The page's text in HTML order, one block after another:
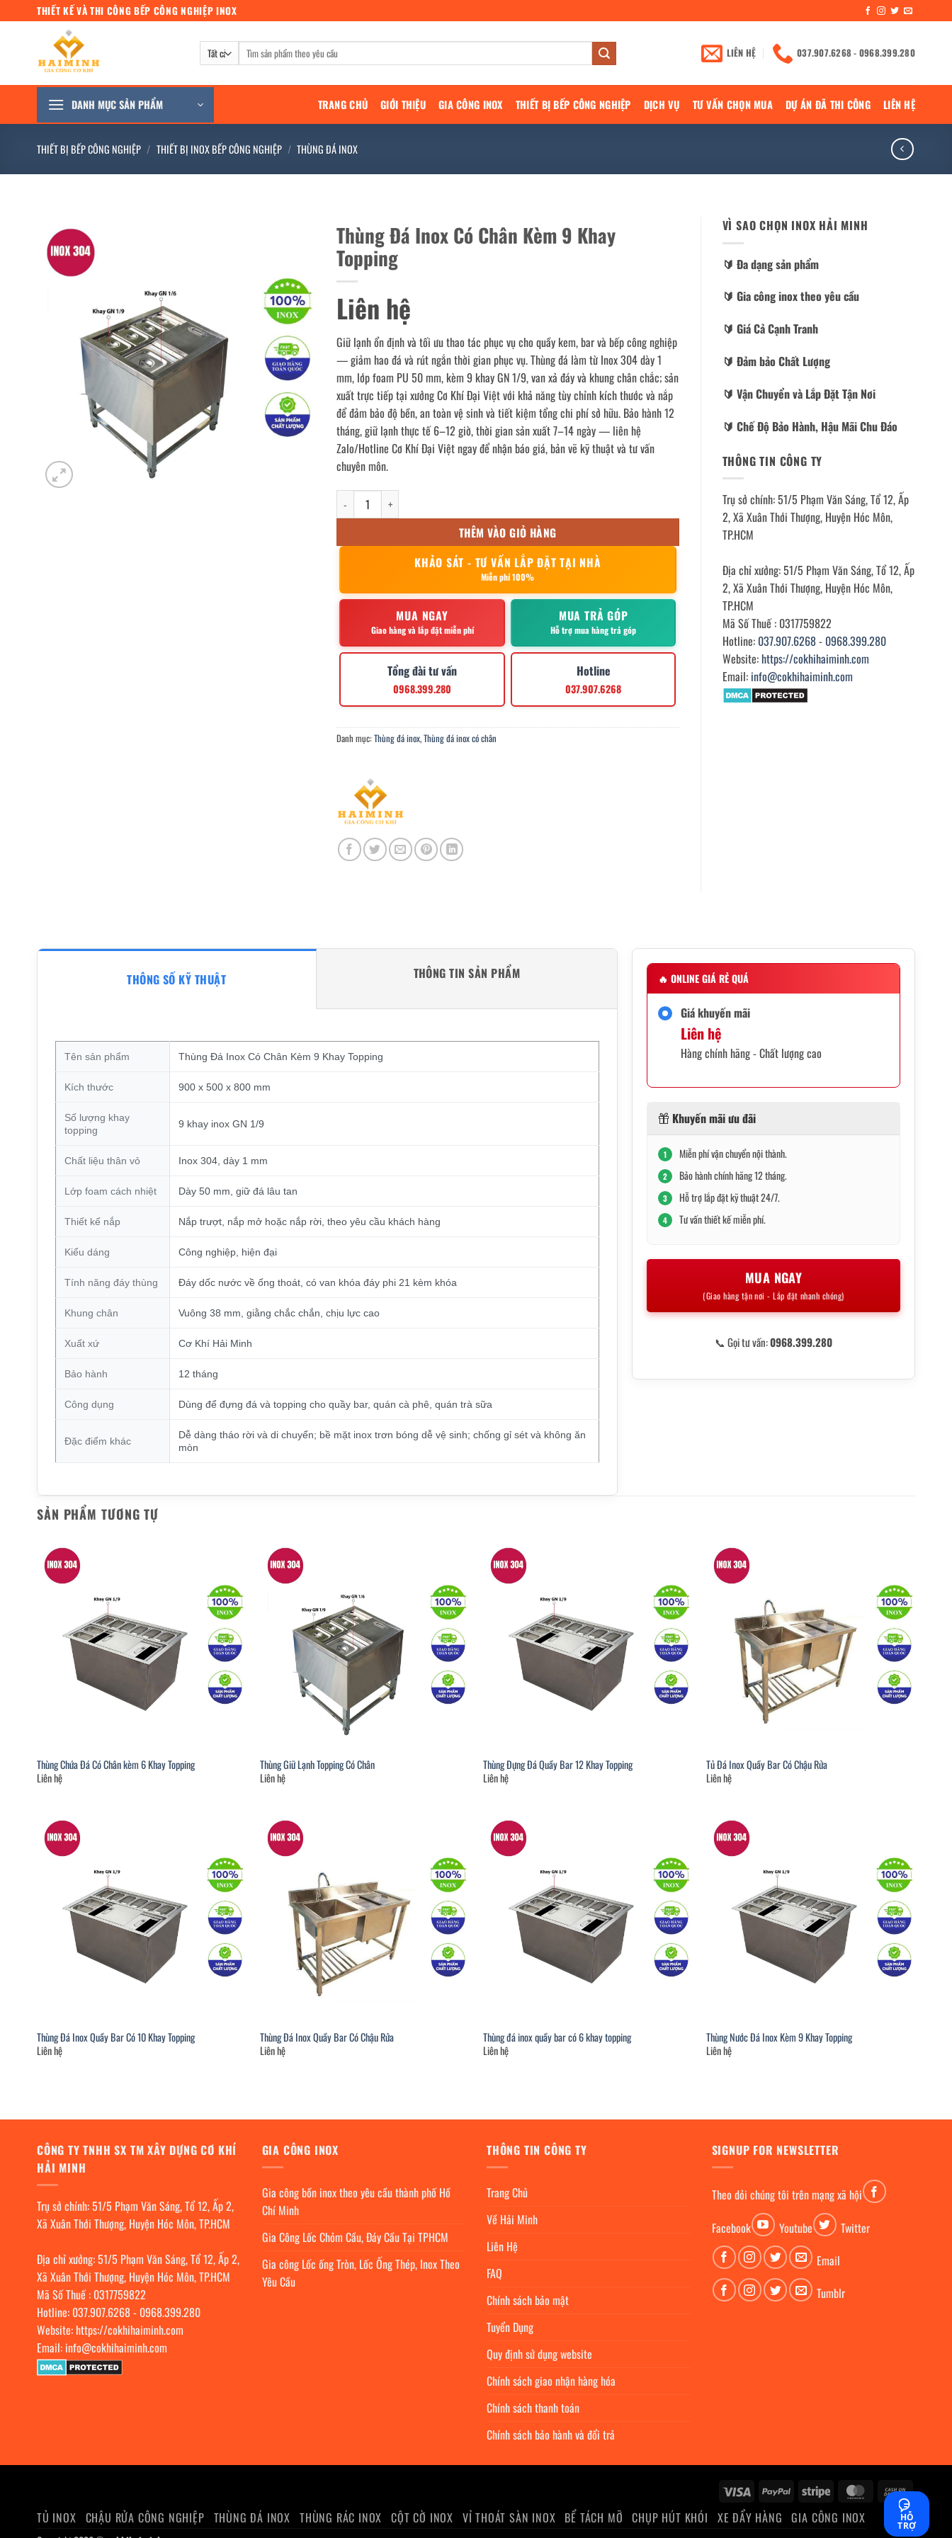
qua
THIẾT KẾ VÀ THI CÔNG BẾP CÔNG NGHIỆP INOX
Tìm
kiếm:
LIÊN HỆ 037.907.6268 - 0968.399.280
DANH MỤC SẢN PHẨM TRANG CHỦ GIỚI THIỆU GIA CÔNG INOX THIẾT BỊ BẾP CÔNG NGHIỆP DỊCH VỤ TƯ VẤN CHỌN MUA DỰ ÁN ĐÃ THI CÔNG LIÊN HỆ
THIẾT BỊ BẾP CÔNG NGHIỆP / THIẾT BỊ INOX BẾP CÔNG NGHIỆP / THÙNG ĐÁ INOX
Thùng Đá Inox Có Chân Kèm 9 Khay
Topping
Liên hệ
Giữ lạnh ổn định và tối ưu thao tác phục vụ cho quầy kem, bar và bếp công nghiệp
— giảm hao đá và rút ngắn thời gian phục vụ. Thùng đá làm từ Inox 304 dày 1
mm, lớp foam PU 50 mm, kèm 9 khay GN 1/9, van xả đáy và khung chân chắc; sản
xuất trực tiếp tại xưởng Cơ Khí Đại Việt với khả năng tùy chỉnh kích thước và nắp
để đảm bảo độ bền, an toàn vệ sinh và tiết kiệm tổng chi phí sở hữu. Bảo hành 12
tháng, giữ lạnh thực tế 6–12 giờ, thời gian sản xuất 7–14 ngày — liên hệ
Zalo/Hotline Cơ Khí Đại Việt ngay để nhận báo giá, bản vẽ kỹ thuật và tư vấn
chuyên môn.
Thùng Đá Inox Có Chân Kèm 9 Khay Topping số lượng
THÊM VÀO GIỎ HÀNG
KHẢO SÁT - TƯ VẤN LẮP ĐẶT TẠI NHÀ
Miễn phí 100%
MUA NGAY
Giao hàng và lắp đặt miễn phí
MUA TRẢ GÓP
Hỗ trợ mua hàng trả góp
Tổng đài tư vấn
0968.399.280
Hotline
037.907.6268
Danh mục:Thùng đá inox,Thùng đá inox có chân
VÌ SAO CHỌN INOX HẢI MINH
🔰️ Đa dạng sản phẩm
🔰️ Gia công inox theo yêu cầu
🔰️ Giá Cả Cạnh Tranh
🔰️ Đảm bảo Chất Lượng
🔰️ Vận Chuyển và Lắp Đặt Tận Nơi
🔰️ Chế Độ Bảo Hành, Hậu Mãi Chu Đáo
THÔNG TIN CÔNG TY
Trụ sở chính: 51/5 Phạm Văn Sáng, Tổ 12, Ấp
2, Xã Xuân Thới Thượng, Huyện Hóc Môn,
TP.HCM
Địa chỉ xưởng: 51/5 Phạm Văn Sáng, Tổ 12, Ấp
2, Xã Xuân Thới Thượng, Huyện Hóc Môn,
TP.HCM
Mã Số Thuế : 0317759822
Hotline: 037.907.6268- 0968.399.280
Website: https://cokhihaiminh.com
Email: info@cokhihaiminh.com
THÔNG SỐ KỸ THUẬT THÔNG TIN SẢN PHẨM
Tên sản phẩm Thùng Đá Inox Có Chân Kèm 9 Khay Topping
Kích thước 900 x 500 x 800 mm
Số lượng khay
topping
9 khay inox GN 1/9
Chất liệu thân vỏ Inox 304, dày 1 mm
Lớp foam cách nhiệt Dày 50 mm, giữ đá lâu tan
Thiết kế nắp Nắp trượt, nắp mở hoặc nắp rời, theo yêu cầu khách hàng
Kiểu dáng Công nghiệp, hiện đại
Tính năng đáy thùng Đáy dốc nước về ống thoát, có van khóa đáy phi 21 kèm khóa
Khung chân Vuông 38 mm, giằng chắc chắn, chịu lực cao
Xuất xứ Cơ Khí Hải Minh
Bảo hành 12 tháng
Công dụng Dùng để đựng đá và topping cho quầy bar, quán cà phê, quán trà sữa
Đặc điểm khác
Dễ dàng tháo rời và di chuyển; bề mặt inox trơn bóng dễ vệ sinh; chống gỉ sét và không ăn
mòn
🔥 ONLINE GIÁ RẺ QUÁ
Giá khuyến mãi
Liên hệ
Hàng chính hãng - Chất lượng cao
Khuyến mãi ưu đãi
1 Miễn phí vận chuyển nội thành.
2 Bảo hành chính hãng 12 tháng.
3 Hỗ trợ lắp đặt kỹ thuật 24/7.
4 Tư vấn thiết kế miễn phí.
MUA NGAY
(Giao hàng tận nơi - Lắp đặt nhanh chóng)
📞 Gọi tư vấn:0968.399.280
SẢN PHẨM TƯƠNG TỰ
Thùng Chứa Đá Có Chân kèm 6 Khay Topping
Liên hệ
Thùng Giữ Lạnh Topping Có Chân
Liên hệ
Thùng Đựng Đá Quầy Bar 12 Khay Topping
Liên hệ
Tủ Đá Inox Quầy Bar Có Chậu Rửa
Liên hệ
Thùng Đá Inox Quầy Bar Có 10 Khay Topping
Liên hệ
Thùng Đá Inox Quầy Bar Có Chậu Rửa
Liên hệ
Thùng đá inox quầy bar có 6 khay topping
Liên hệ
Thùng Nước Đá Inox Kèm 9 Khay Topping
Liên hệ
CÔNG TY TNHH SX TM XÂY DỰNG CƠ KHÍ
HẢI MINH
Trụ sở chính: 51/5 Phạm Văn Sáng, Tổ 12, Ấp 2,
Xã Xuân Thới Thượng, Huyện Hóc Môn, TP.HCM
Địa chỉ xưởng: 51/5 Phạm Văn Sáng, Tổ 12, Ấp 2,
Xã Xuân Thới Thượng, Huyện Hóc Môn, TP.HCM
Mã Số Thuế : 0317759822
Hotline: 037.907.6268- 0968.399.280
Website: https://cokhihaiminh.com
Email: info@cokhihaiminh.com
GIA CÔNG INOX
Gia công bồn inox theo yêu cầu thành phố Hồ
Chí Minh
Gia Công Lốc Chỏm Cầu, Đáy Cầu Tại TPHCM
Gia công Lốc ống Tròn, Lốc Ống Thép, Inox Theo
Yêu Cầu
THÔNG TIN CÔNG TY
Trang Chủ
Về Hải Minh
Liên Hệ
FAQ
Chính sách bảo mật
Tuyển Dụng
Quy định sử dụng website
Chính sách giao nhận hàng hóa
Chính sách thanh toán
Chính sách bảo hành và đổi trả
SIGNUP FOR NEWSLETTER
Theo dỏi chúng tôi trên mạng xã hội
Facebook
Youtube
Twitter
Email
Tumblr
Visa PayPal Stripe MasterCardCash
On
Delivery
TỦ INOX CHẬU RỬA CÔNG NGHIỆP THÙNG ĐÁ INOX THÙNG RÁC INOX CỘT CỜ INOX VỈ THOÁT SÀN INOX BỂ TÁCH MỠ CHỤP HÚT KHÓI XE ĐẨY HÀNG GIA CÔNG INOX HỖ
TRỢ